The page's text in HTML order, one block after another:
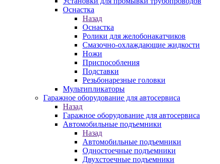
Оснастка
Назад
Оснастка
Ролики для желобонакатчиков
Смазочно-охлаждающие жидкости
Ножи
Приспособления
Подставки
Резьбонарезные головки
Мультипликаторы
Гаражное оборудование для автосервиса
Назад
Гаражное оборудование для автосервиса
Автомобильные подъемники
Назад
Автомобильные подъемники
Одностоечные подъемники
Двухстоечные подъемники